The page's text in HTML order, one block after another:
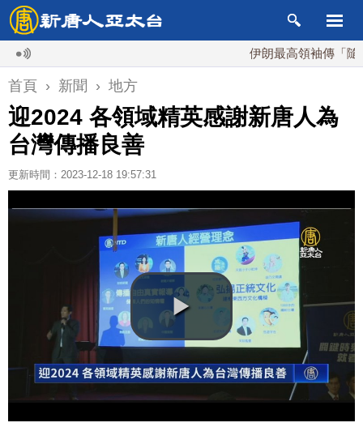
伊朗最高領袖傳「隨時死
首頁 › 新聞 › 地方
迎2024 各領域精英感謝新唐人為
台灣傳播良善
更新時間：2023-12-18 19:57:31